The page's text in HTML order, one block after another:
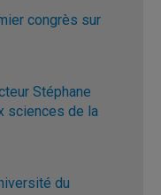
congrès sur
Stéphane
sciences de la
du